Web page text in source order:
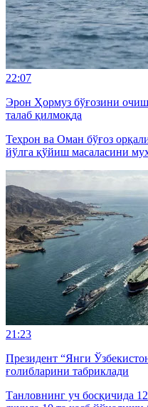
22:07
Эрон Ҳормуз бўғозини
талаб қилмоқда
Теҳрон ва Оман бўғоз
йўлга қўйиш масаласини
21:23
Президент “Янги
ғолибларини табриклади
Танловнинг уч босқичида